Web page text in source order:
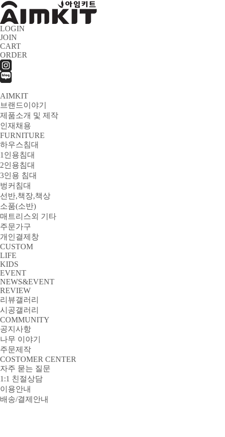
LOGIN
JOIN
CART
ORDER
AIMKIT
브랜드이야기
제품소개 및 제작
인재채용
FURNITURE
하우스침대
1인용침대
2인용침대
3인용 침대
벙커침대
선반,책장,책상
소품(소반)
매트리스외 기타
주문가구
개인결제창
CUSTOM
LIFE
KIDS
EVENT
NEWS&EVENT
REVIEW
리뷰갤러리
시공갤러리
COMMUNITY
공지사항
나무 이야기
주문제작
COSTOMER CENTER
자주 묻는 질문
1:1 친절상담
이용안내
배송/결제안내